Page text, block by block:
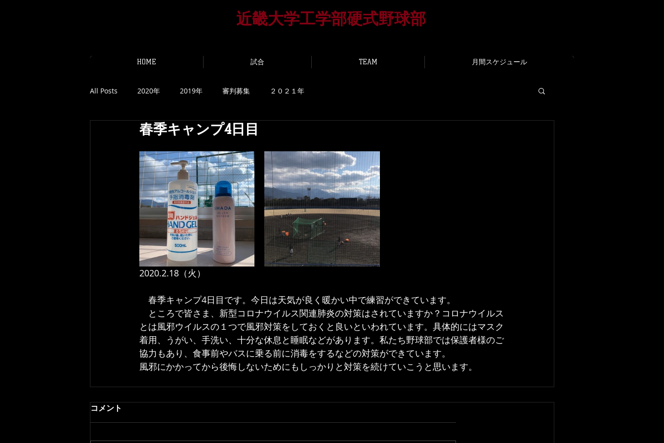
​近畿大学工学部硬式野球部
HOME 試合 TEAM 月間スケジュール
All Posts 2020年 2019年 審判募集 ２０２１年
春季キャンプ4日目
2020.2.18（火）
春季キャンプ4日目です。今日は天気が良く暖かい中で練習ができています。
ところで皆さま、新型コロナウイルス関連肺炎の対策はされていますか？コロナウイルス
とは風邪ウイルスの１つで風邪対策をしておくと良いといわれています。具体的にはマスク
着用、うがい、手洗い、十分な休息と睡眠などがあります。私たち野球部では保護者様のご
協力もあり、食事前やバスに乗る前に消毒をするなどの対策ができています。
風邪にかかってから後悔しないためにもしっかりと対策を続けていこうと思います。
コメント